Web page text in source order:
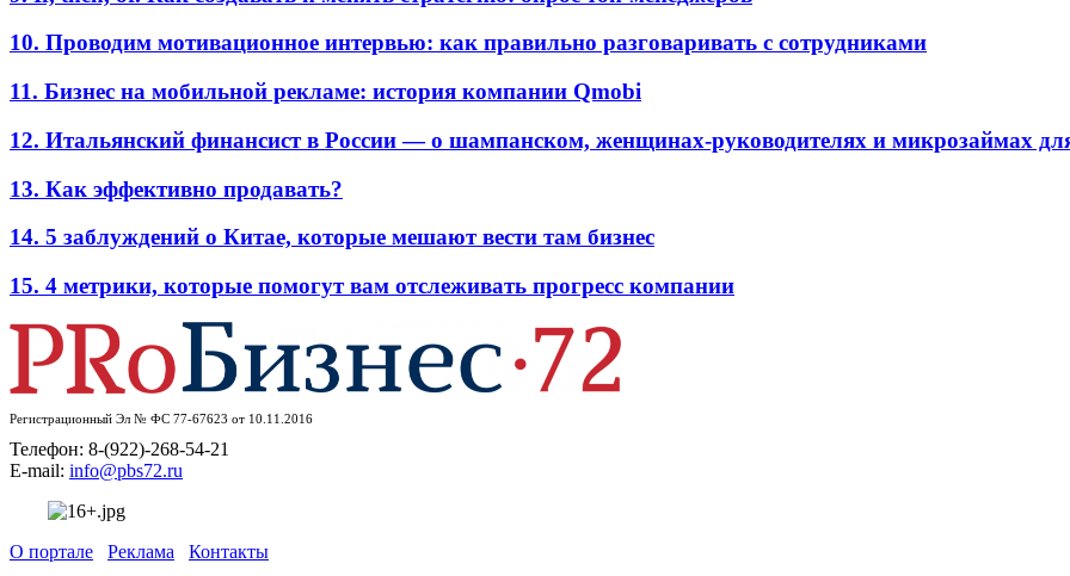
10. Проводим мотивационное интервью: как правильно разговаривать с сотрудниками
11. Бизнес на мобильной рекламе: история компании Qmobi
12. Итальянский финансист в России — о шампанском, женщинах-руководителях и микрозаймах
13. Как эффективно продавать?
14. 5 заблуждений о Китае, которые мешают вести там бизнес
15. 4 метрики, которые помогут вам отслеживать прогресс компании
Регистрационный Эл № ФС 77-67623 от 10.11.2016
Телефон: 8-(922)-268-54-21
E-mail: info@pbs72.ru
О портале Реклама Контакты